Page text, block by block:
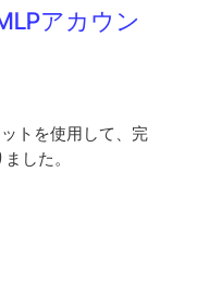
アカウン
トを使用して、完
した。